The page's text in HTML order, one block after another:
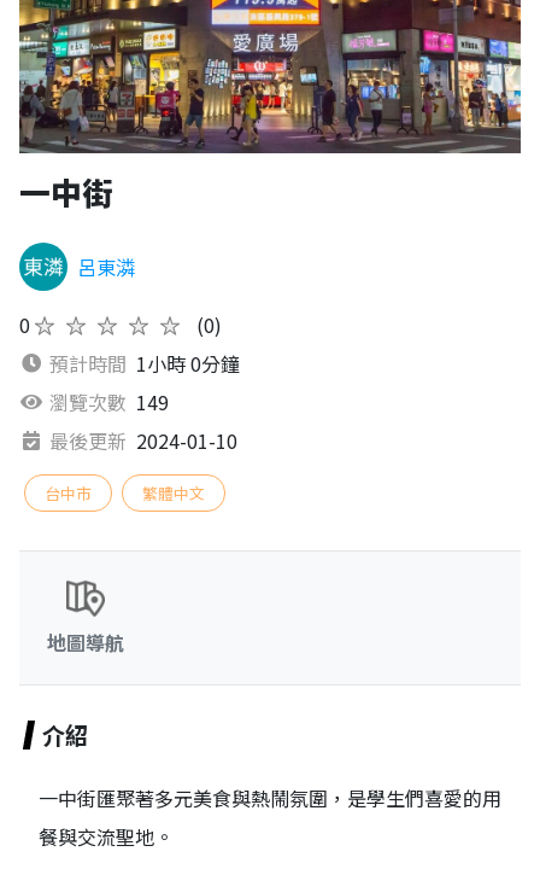
一中街
呂東潾
0★★★★★
(0)
預計時間 1小時 0分鐘
瀏覽次數 149
最後更新 2024-01-10
台中市 繁體中文
地圖導航
介紹
一中街匯聚著多元美食與熱鬧氛圍，是學生們喜愛的用
餐與交流聖地。